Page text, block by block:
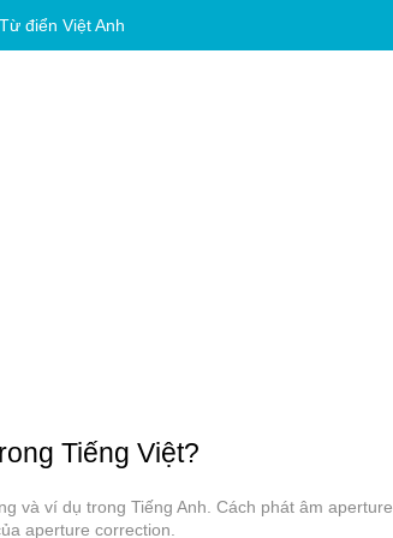
Từ điển Việt Anh
Tiếng Việt?
và ví dụ trong Tiếng Anh. Cách phát âm aperture
aperture correction.